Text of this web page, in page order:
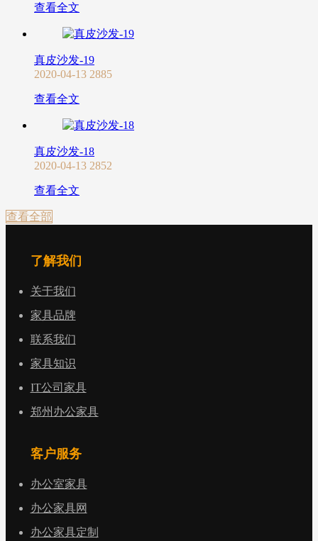
查看全文
真皮沙发-19
2020-04-13 2885
查看全文
真皮沙发-18
2020-04-13 2852
查看全文
查看全部
了解我们
关于我们
家具品牌
联系我们
家具知识
IT公司家具
郑州办公家具
客户服务
办公室家具
办公家具网
办公家具定制